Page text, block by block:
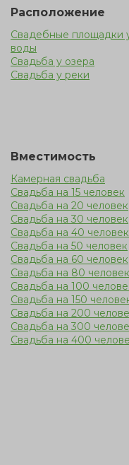
относительно
дарит
закрытого
природе является
помнить, что на
застать дождь,
Расположение
Свадебные площадки
воды
Свадьба у озера
Свадьба у реки
Вместимость
Камерная свадьба
Свадьба на 15 человек
Свадьба на 20 человек
Свадьба на 30 человек
Свадьба на 40 человек
Свадьба на 50 человек
Свадьба на 60 человек
Свадьба на 80 человек
Свадьба на 100
Свадьба на 150
Свадьба на 200
Свадьба на 300
Свадьба на 400